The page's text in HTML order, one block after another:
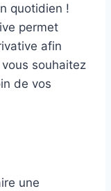
quotidien !
permet
afin
vous souhaitez
de vos
une